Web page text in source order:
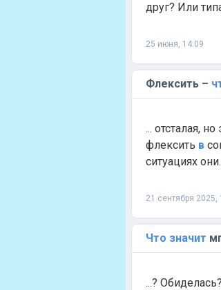
друг? Или
25 июня, 14:09
Флексить –
... отсталая, но
флексить в
ситуациях
21 сентября 2025,
Что значит
...?